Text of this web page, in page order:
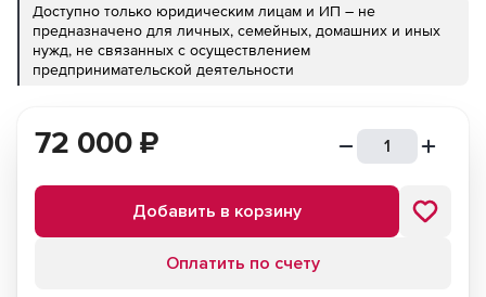
Доступно только юридическим лицам и ИП – не
предназначено для личных, семейных, домашних и иных
нужд, не связанных с осуществлением
предпринимательской деятельности
72 000 ₽
Добавить в корзину
Оплатить по счету